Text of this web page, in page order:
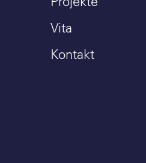
Vita
Kontakt